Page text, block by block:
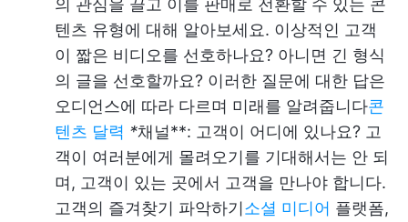
텐츠 유형에 대해 알아보세요. 이상적인 고객
이 짧은 비디오를 선호하나요? 아니면 긴 형식
의 글을 선호할까요? 이러한 질문에 대한 답은
오디언스에 따라 다르며 미래를 알려줍니다콘
텐츠 달력 *채널**: 고객이 어디에 있나요? 고
객이 여러분에게 몰려오기를 기대해서는 안 되
며, 고객이 있는 곳에서 고객을 만나야 합니다.
고객의 즐겨찾기 파악하기소셜 미디어 플랫폼,